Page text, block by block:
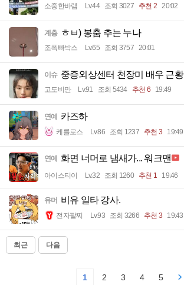
소중한바램 Lv.44 조회 3027 추천 2 20:02
계층 ㅎㅂ) 봉춤 추는 누나
조폭빠박스 Lv.65 조회 3757 20:01
이슈 중증외상센터 천장미 배우 근황
고도비만 Lv.91 조회 5434 추천 6 19:49
연예 카즈하
케를로스 Lv.86 조회 1237 추천 3 19:49
연예 화면 너머로 냄새가... 워크맨
아이스티이 Lv.32 조회 1260 추천 1 19:46
유머 비유 일타 강사.
전자팔찌 Lv.93 조회 3266 추천 3 19:43
최근 다음
1 2 3 4 5